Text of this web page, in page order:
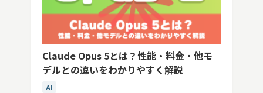
Claude Opus 5とは？性能・料金・他モ
デルとの違いをわかりやすく解説
AI